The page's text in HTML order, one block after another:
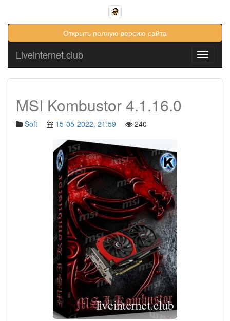
Открыть полную версию сайта
Toggle
Liveinternet.club
MSI Kombustor 4.1.16.0
Soft 15-05-2022, 21:59 240